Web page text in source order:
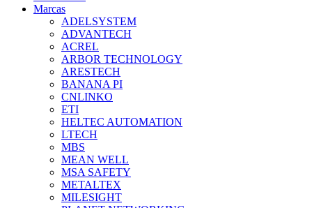
Marcas
ADELSYSTEM
ADVANTECH
ACREL
ARBOR TECHNOLOGY
ARESTECH
BANANA PI
CNLINKO
ETI
HELTEC AUTOMATION
LTECH
MBS
MEAN WELL
MSA SAFETY
METALTEX
MILESIGHT